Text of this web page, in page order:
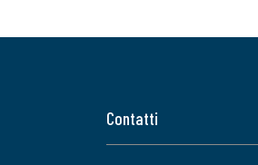
Contatti